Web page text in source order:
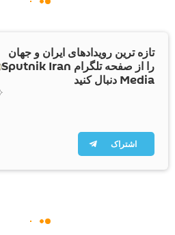
تازه ترین رویدادهای ایران و جهان
را از صفحه تلگرام Sputnik Iran
Media دنبال کنید
اشتراک